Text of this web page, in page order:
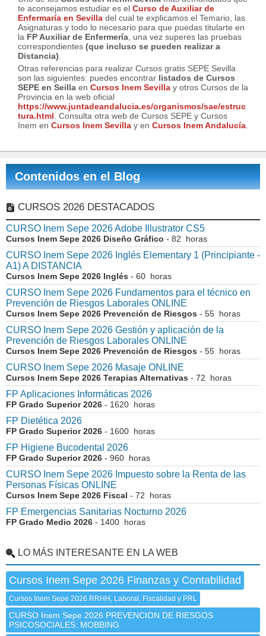
te aconsejamos estudiar es el Curso de Auxiliar de
Enfermaría en Sevilla del cual te explicamos el Temario, las
Asignaturas y todo lo necesario para que puedas titularte en
la FP Auxiliar de Enfermería , una vez superes las pruebas
correspondientes (que incluso se pueden realizar a
Distancia)
Otras referencias para realizar Cursos gratis SEPE Sevilla
son las siguientes: puedes encontrar listados de Cursos
SEPE en Seilla en Cursos Inem Sevilla y otros Cursos de la
Provincia en la web oficial
https://www.juntadeandalucia.es/organismos/sae/estruc
tura.html . Consulta otra web de Cursos SEPE y Cursos
Inem en Cursos Inem Sevilla y en Cursos Inem Andalucía
Contenidos en el Blog
CURSOS 2026 DESTACADOS
CURSO Inem Sepe 2026 Adobe Illustrator CS5
Cursos Inem Sepe 2026 Diseño Gráfico - 82 horas
CURSO Inem Sepe 2026 Inglés Elementary 1 (Principiante -
A1) A DISTANCIA
Cursos Inem Sepe 2026 Inglés - 60 horas
CURSO Inem Sepe 2026 Fundamentos para el técnico en
Prevención de Riesgos Laborales ONLINE
Cursos Inem Sepe 2026 Prevención de Riesgos - 55 horas
CURSO Inem Sepe 2026 Gestión y aplicación de la
Prevención de Riesgos Laborales ONLINE
Cursos Inem Sepe 2026 Prevención de Riesgos - 55 horas
CURSO Inem Sepe 2026 Masaje ONLINE
Cursos Inem Sepe 2026 Terapias Alternativas - 72 horas
FP Aplicaciones Informáticas 2026
FP Grado Superior 2026 - 1620 horas
FP Dietética 2026
FP Grado Superior 2026 - 1600 horas
FP Higiene Bucodental 2026
FP Grado Superior 2026 - 960 horas
CURSO Inem Sepe 2026 Impuesto sobre la Renta de las
Personas Físicas ONLINE
Cursos Inem Sepe 2026 Fiscal - 72 horas
FP Emergencias Sanitarias Nocturno 2026
FP Grado Medio 2026 - 1400 horas
LO MÁS INTERESANTE EN LA WEB
Cursos Inem Sepe 2026 Finanzas y Contabilidad
Cursos Inem Sepe 2026 RRHH, Laboral, Fiscalidad y PRL
CURSO Inem Sepe 2026 PREVENCION DE RIESGOS
PSICOSOCIALES: MOBBING